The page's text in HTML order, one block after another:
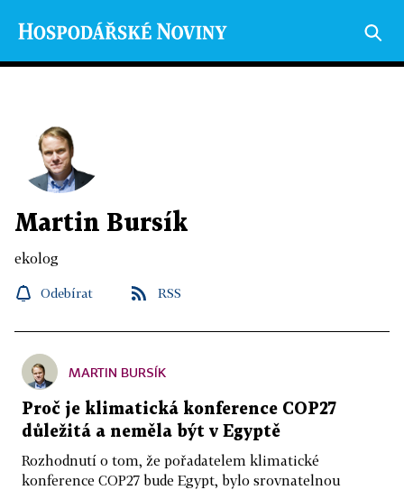
Martin Bursík
ekolog
Odebírat RSS
MARTIN BURSÍK
Proč je klimatická konference COP27
důležitá a neměla být v Egyptě
Rozhodnutí o tom, že pořadatelem klimatické
konference COP27 bude Egypt, bylo srovnatelnou